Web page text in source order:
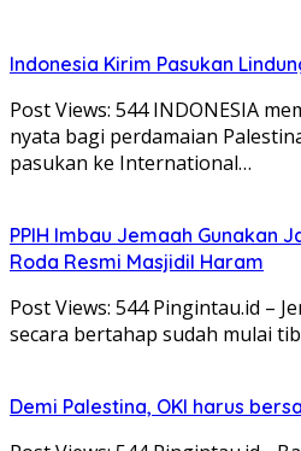
Indonesia Kirim Pasukan
Post Views: 544 INDONESIA
nyata bagi perdamaian
pasukan ke International…
PPIH Imbau Jemaah Gunakan
Roda Resmi Masjidil Haram
Post Views: 544 Pingintau.id –
secara bertahap sudah mulai
Demi Palestina, OKI harus